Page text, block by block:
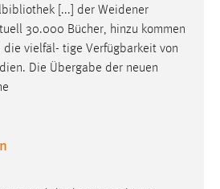
[...] der Weidener
30.000 Bücher, hinzu kommen
die vielfäl- tige Verfügbarkeit von
Die Übergabe der neuen